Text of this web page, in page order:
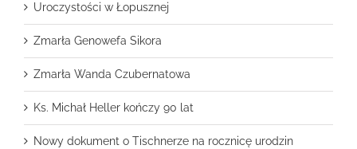
Uroczystości w Łopusznej
Zmarła Genowefa Sikora
Zmarła Wanda Czubernatowa
Ks. Michał Heller kończy 90 lat
Nowy dokument o Tischnerze na rocznicę urodzin